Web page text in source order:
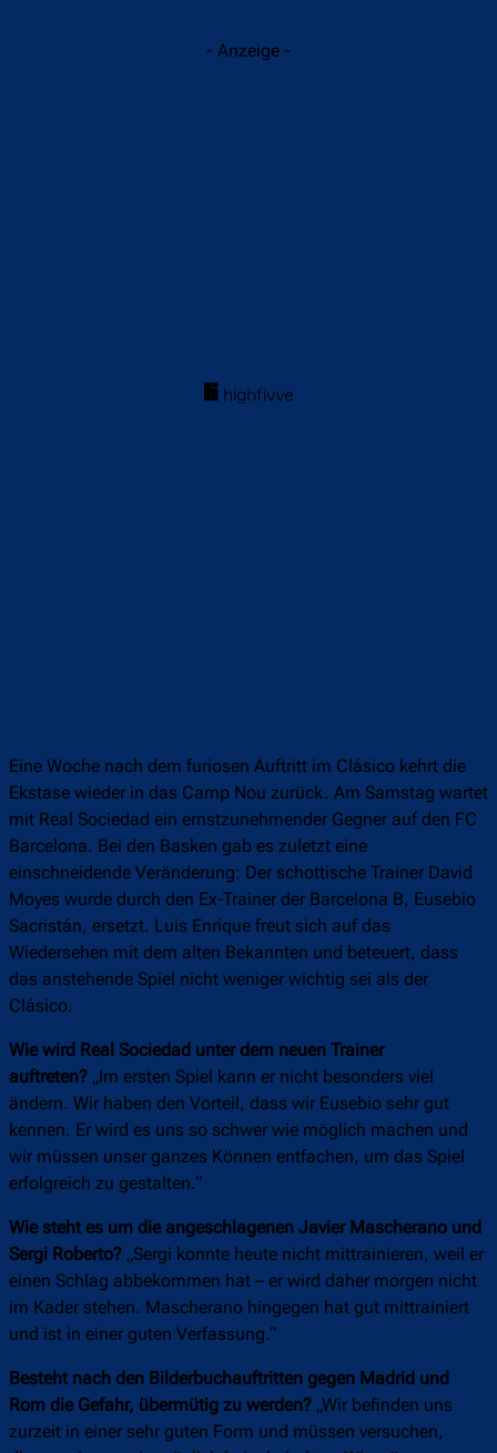
- Anzeige -
Eine Woche nach dem furiosen Auftritt im Clásico kehrt die
Ekstase wieder in das Camp Nou zurück. Am Samstag wartet
mit Real Sociedad ein ernstzunehmender Gegner auf den FC
Barcelona. Bei den Basken gab es zuletzt eine
einschneidende Veränderung: Der schottische Trainer David
Moyes wurde durch den Ex-Trainer der Barcelona B, Eusebio
Sacristán, ersetzt. Luis Enrique freut sich auf das
Wiedersehen mit dem alten Bekannten und beteuert, dass
das anstehende Spiel nicht weniger wichtig sei als der
Clásico.
Wie wird Real Sociedad unter dem neuen Trainer
auftreten? „Im ersten Spiel kann er nicht besonders viel
ändern. Wir haben den Vorteil, dass wir Eusebio sehr gut
kennen. Er wird es uns so schwer wie möglich machen und
wir müssen unser ganzes Können entfachen, um das Spiel
erfolgreich zu gestalten.“
Wie steht es um die angeschlagenen Javier Mascherano und
Sergi Roberto? „Sergi konnte heute nicht mittrainieren, weil er
einen Schlag abbekommen hat – er wird daher morgen nicht
im Kader stehen. Mascherano hingegen hat gut mittrainiert
und ist in einer guten Verfassung.“
Besteht nach den Bilderbuchauftritten gegen Madrid und
Rom die Gefahr, übermütig zu werden? „Wir befinden uns
zurzeit in einer sehr guten Form und müssen versuchen,